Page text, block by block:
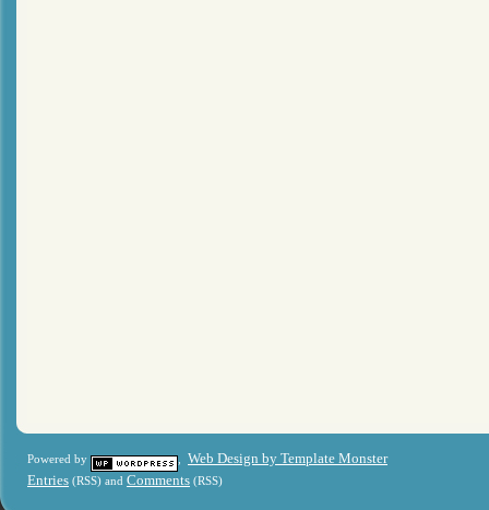
Powered by
Web Design by Template Monster
Entries (RSS) and Comments (RSS)